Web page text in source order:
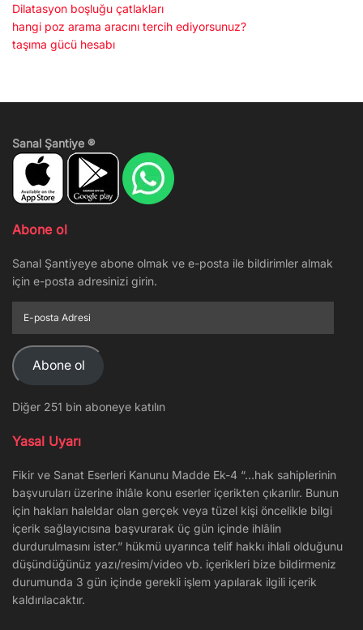
Dilatasyon boşluğu çatlakları
hangi poz arama aracını tercih ediyorsunuz?
taşıma gücü hesabı
Sanal Şantiye ®
Abone ol
Sanal Şantiyeye abone olmak ve e-posta ile bildirimler almak
için e-posta adresinizi girin.
posta
Adresi
Abone ol
Diğer 251 bin aboneye katılın
Yasal Uyarı
Fikir ve Sanat Eserleri Kanunu Madde Ek-4 “…hak sahiplerinin
başvuruları üzerine ihlâle konu eserler içerikten çıkarılır. Bunun
için hakları haleldar olan gerçek veya tüzel kişi öncelikle bilgi
içerik sağlayıcısına başvurarak üç gün içinde ihlâlin
durdurulmasını ister.” hükmü uyarınca telif hakkı ihlali olduğunu
düşündüğünüz yazı/resim/video vb. içerikleri bize bildirmeniz
durumunda 3 gün içinde gerekli işlem yapılarak ilgili içerik
kaldırılacaktır.